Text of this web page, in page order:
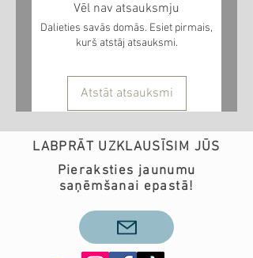
Vēl nav atsauksmju
Dalieties savās domās. Esiet pirmais,
kurš atstāj atsauksmi.
Atstāt atsauksmi
LABPRĀT UZKLAUSĪSIM JŪS
Pieraksties jaunumu
saņēmšanai epastā!